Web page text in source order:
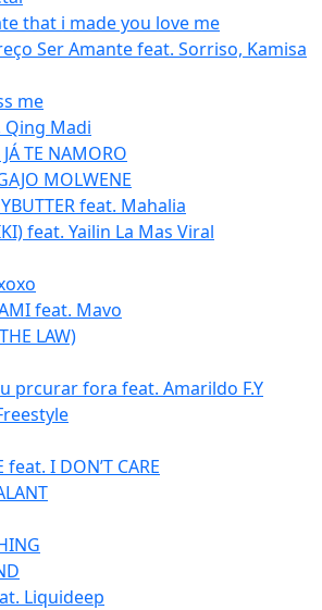
that i made you love me
Ser Amante feat. Sorriso, Kamisa
me
Qing Madi
TE NAMORO
MOLWENE
feat. Mahalia
feat. Yailin La Mas Viral
feat. Mavo
LAW)
prcurar fora feat. Amarildo F.Y
feat. I DON’T CARE
Liquideep